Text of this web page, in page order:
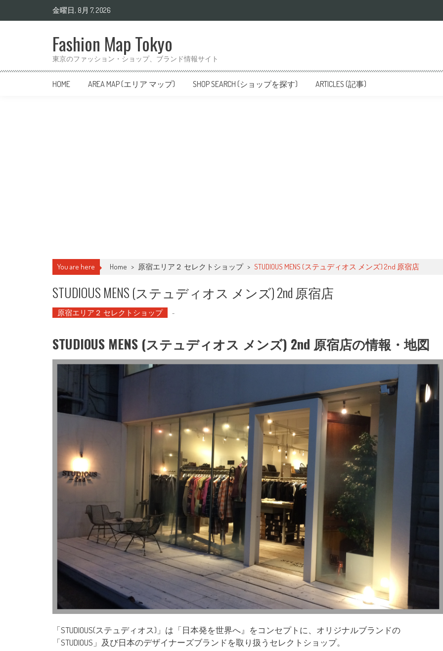
金曜日, 8月 7, 2026
Fashion Map Tokyo
東京のファッション・ショップ、ブランド情報サイト
HOME AREA MAP (エリア マップ) SHOP SEARCH (ショップを探す) ARTICLES (記事)
You are here Home > 原宿エリア２ セレクトショップ > STUDIOUS MENS (ステュディオス メンズ) 2nd 原宿店
STUDIOUS MENS (ステュディオス メンズ) 2nd 原宿店
原宿エリア２ セレクトショップ -
STUDIOUS MENS (ステュディオス メンズ) 2nd 原宿店の情報・地図
「STUDIOUS(ステュディオス)」は「日本発を世界へ』をコンセプトに、オリジナルブランドの
「STUDIOUS」及び日本のデザイナーズブランドを取り扱うセレクトショップ。